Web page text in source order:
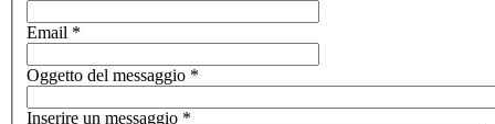
Email *
Oggetto del messaggio *
Inserire un messaggio *